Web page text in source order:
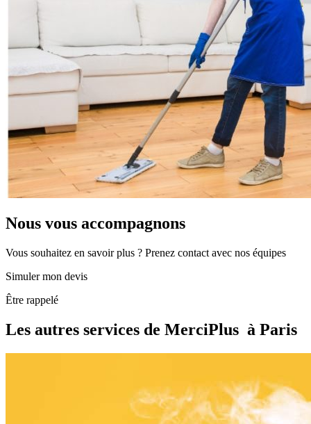
Nous vous accompagnons
Vous souhaitez en savoir plus ? Prenez contact avec nos équipes
Simuler mon devis
Être rappelé
Les autres services de MerciPlus à Paris